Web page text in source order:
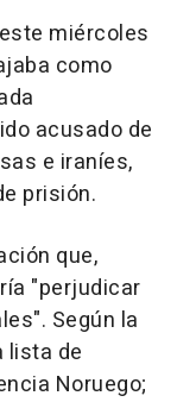
miércoles
como
acusado de
e iraníes,
prisión.
que,
"perjudicar
Según la
lista de
Noruego;